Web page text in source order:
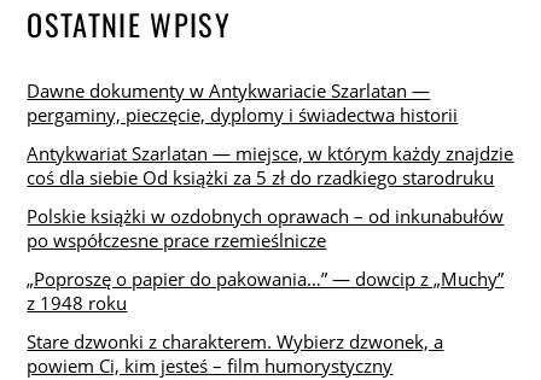
OSTATNIE WPISY
Dawne dokumenty w Antykwariacie Szarlatan —
pergaminy, pieczęcie, dyplomy i świadectwa historii
Antykwariat Szarlatan — miejsce, w którym każdy znajdzie
coś dla siebie Od książki za 5 zł do rzadkiego starodruku
Polskie książki w ozdobnych oprawach – od inkunabułów
po współczesne prace rzemieślnicze
„Poproszę o papier do pakowania…” — dowcip z „Muchy”
z 1948 roku
Stare dzwonki z charakterem. Wybierz dzwonek, a
powiem Ci, kim jesteś – film humorystyczny